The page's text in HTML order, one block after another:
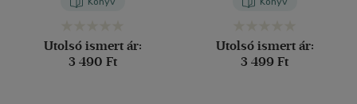
Utolsó ismert ár:
3 490 Ft
Utolsó ismert ár:
3 499 Ft